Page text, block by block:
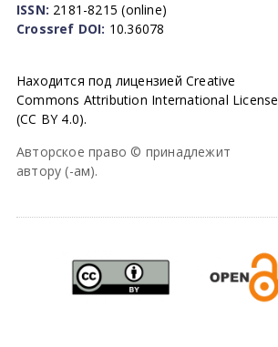
ISSN: 2181-8215 (online)
Crossref DOI: 10.36078
Находится под лицензией Creative
Commons Attribution International License
(CC BY 4.0).
Авторское право © принадлежит
автору (-ам).